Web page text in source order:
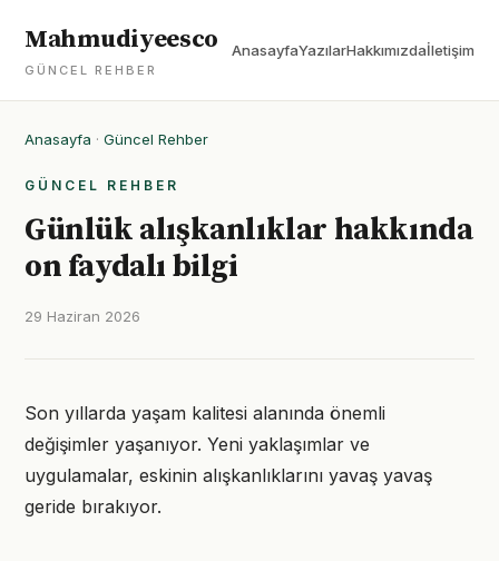
Mahmudiyeesco
GÜNCEL REHBER
AnasayfaYazılarHakkımızdaİletişim
Anasayfa · Güncel Rehber
GÜNCEL REHBER
Günlük alışkanlıklar hakkında
on faydalı bilgi
29 Haziran 2026
Son yıllarda yaşam kalitesi alanında önemli
değişimler yaşanıyor. Yeni yaklaşımlar ve
uygulamalar, eskinin alışkanlıklarını yavaş yavaş
geride bırakıyor.